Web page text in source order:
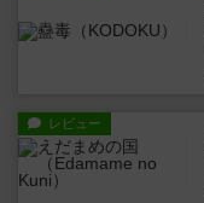
レビュー